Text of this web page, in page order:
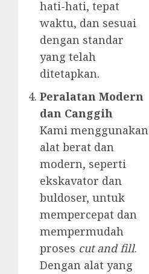
hati-hati, tepat
waktu, dan sesuai
dengan standar
yang telah
ditetapkan.
Peralatan Modern
dan Canggih
Kami menggunakan
alat berat dan
modern, seperti
ekskavator dan
buldoser, untuk
mempercepat dan
mempermudah
proses cut and fill.
Dengan alat yang